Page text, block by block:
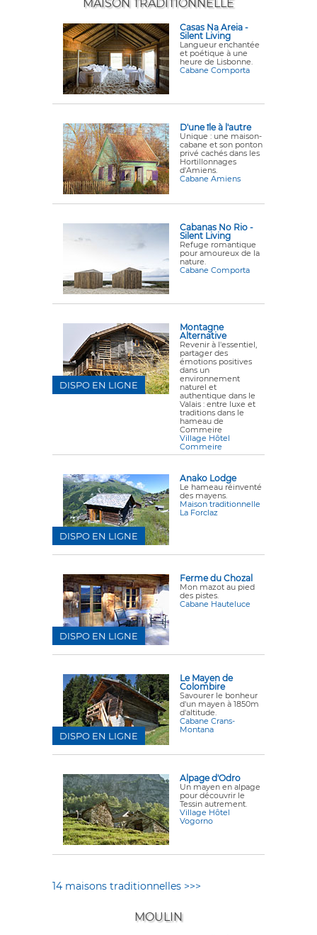
MAISON TRADITIONNELLE
Casas Na Areia -
Silent Living
Langueur enchantée
et poétique à une
heure de Lisbonne.
Cabane Comporta
D'une île à l'autre
Unique : une maison-
cabane et son ponton
privé cachés dans les
Hortillonnages
d'Amiens.
Cabane Amiens
Cabanas No Rio -
Silent Living
Refuge romantique
pour amoureux de la
nature.
Cabane Comporta
Montagne
Alternative
Revenir à l'essentiel,
partager des
émotions positives
dans un
environnement
naturel et
authentique dans le
Valais : entre luxe et
traditions dans le
hameau de
Commeire
Village Hôtel
Commeire
DISPO EN LIGNE
Anako Lodge
Le hameau réinventé
des mayens.
Maison traditionnelle
La Forclaz
DISPO EN LIGNE
Ferme du Chozal
Mon mazot au pied
des pistes.
Cabane Hauteluce
DISPO EN LIGNE
Le Mayen de
Colombire
Savourer le bonheur
d'un mayen à 1850m
d'altitude.
Cabane Crans-
Montana
DISPO EN LIGNE
Alpage d'Odro
Un mayen en alpage
pour découvrir le
Tessin autrement.
Village Hôtel
Vogorno
14 maisons traditionnelles >>>
MOULIN